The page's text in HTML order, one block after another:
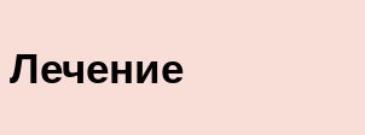
Лечение